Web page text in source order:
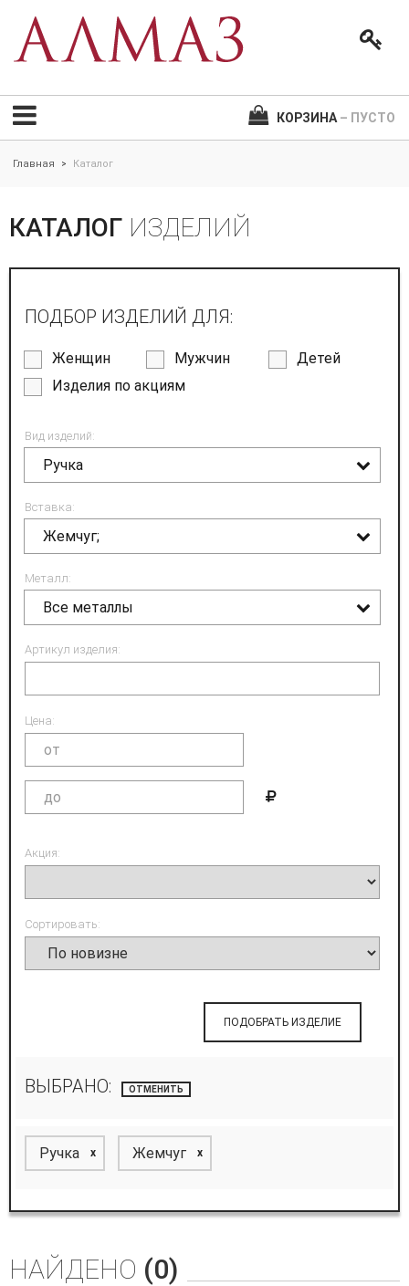
КОРЗИНА – ПУСТО
Главная > Каталог
КАТАЛОГ ИЗДЕЛИЙ
ПОДБОР ИЗДЕЛИЙ ДЛЯ:
Женщин Мужчин
Детей
Изделия по акциям
Вид изделий:
Ручка
Вставка:
Жемчуг;
Металл:
Все металлы
Артикул изделия:
Цена:
Акция:
Сортировать:
ПОДОБРАТЬ ИЗДЕЛИЕ
ВЫБРАНО: ОТМЕНИТЬ
Ручка x Жемчуг x
НАЙДЕНО (0)